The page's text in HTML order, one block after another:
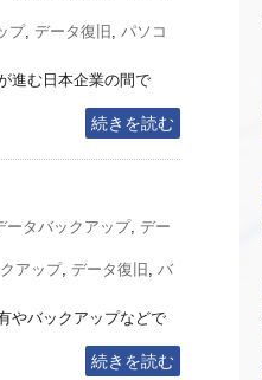
プ, データ復旧 , パソコ
進む日本企業の間で
続きを読む
ータバックアップ, デー
アップ, データ復旧 , バ
やバックアップなどで
続きを読む